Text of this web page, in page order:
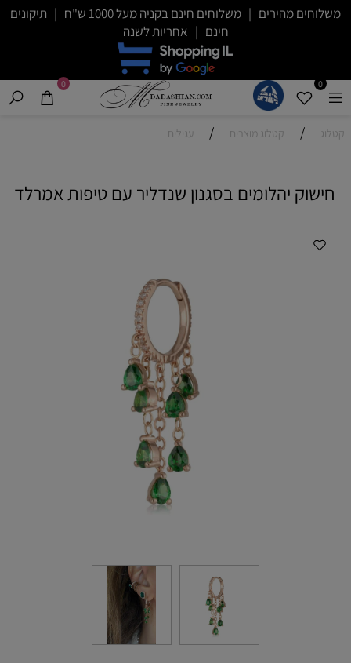
משלוחים מהירים | משלוחים חינם בקניה מעל 1000 ש"ח | תיקונים
חינם | אחריות לשנה
0
0
קטלוג / קטלוג מוצרים / עגילים
חישוק יהלומים בסגנון שנדליר עם טיפות אמרלד